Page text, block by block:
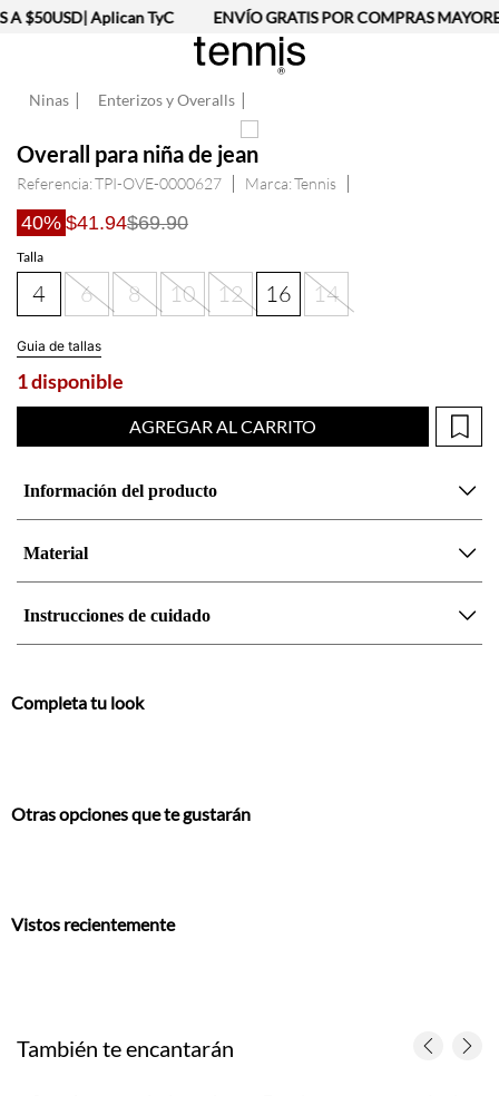
A $50USD| Aplican TyC ENVÍO GRATIS POR COMPRAS
Ninas Enterizos y Overalls
Overall para niña de jean
Referencia:TPI-OVE-0000627 Tennis
40% $41.94$69.90
Talla
4 6 8 10 12 14
16
Guia de tallas
1 disponible
AGREGAR AL CARRITO
Información del producto
Material
Instrucciones de cuidado
Completa tu look
Otras opciones que te gustarán
Vistos recientemente
También te encantarán